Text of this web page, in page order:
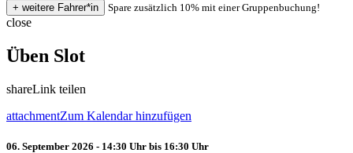
Spare zusätzlich 10% mit einer Gruppenbuchung!
close
Üben Slot
shareLink teilen
attachmentZum Kalendar hinzufügen
06. September 2026 - 14:30 Uhr bis 16:30 Uhr